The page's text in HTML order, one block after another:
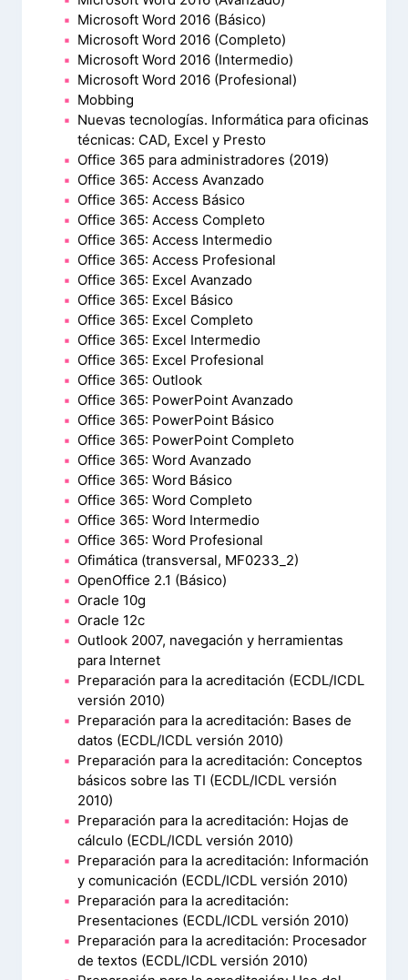
Microsoft Word 2016 (Básico)
Microsoft Word 2016 (Completo)
Microsoft Word 2016 (Intermedio)
Microsoft Word 2016 (Profesional)
Mobbing
Nuevas tecnologías. Informática para oficinas
técnicas: CAD, Excel y Presto
Office 365 para administradores (2019)
Office 365: Access Avanzado
Office 365: Access Básico
Office 365: Access Completo
Office 365: Access Intermedio
Office 365: Access Profesional
Office 365: Excel Avanzado
Office 365: Excel Básico
Office 365: Excel Completo
Office 365: Excel Intermedio
Office 365: Excel Profesional
Office 365: Outlook
Office 365: PowerPoint Avanzado
Office 365: PowerPoint Básico
Office 365: PowerPoint Completo
Office 365: Word Avanzado
Office 365: Word Básico
Office 365: Word Completo
Office 365: Word Intermedio
Office 365: Word Profesional
Ofimática (transversal, MF0233_2)
OpenOffice 2.1 (Básico)
Oracle 10g
Oracle 12c
Outlook 2007, navegación y herramientas
para Internet
Preparación para la acreditación (ECDL/ICDL
versión 2010)
Preparación para la acreditación: Bases de
datos (ECDL/ICDL versión 2010)
Preparación para la acreditación: Conceptos
básicos sobre las TI (ECDL/ICDL versión
2010)
Preparación para la acreditación: Hojas de
cálculo (ECDL/ICDL versión 2010)
Preparación para la acreditación: Información
y comunicación (ECDL/ICDL versión 2010)
Preparación para la acreditación:
Presentaciones (ECDL/ICDL versión 2010)
Preparación para la acreditación: Procesador
de textos (ECDL/ICDL versión 2010)